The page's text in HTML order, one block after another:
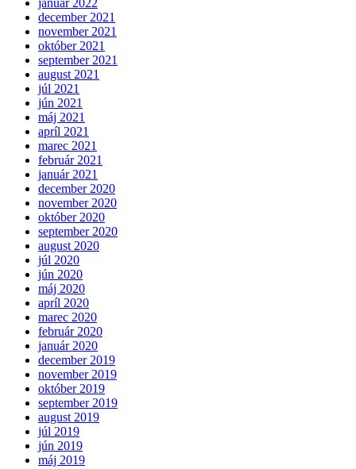
január 2022
december 2021
november 2021
október 2021
september 2021
august 2021
júl 2021
jún 2021
máj 2021
apríl 2021
marec 2021
február 2021
január 2021
december 2020
november 2020
október 2020
september 2020
august 2020
júl 2020
jún 2020
máj 2020
apríl 2020
marec 2020
február 2020
január 2020
december 2019
november 2019
október 2019
september 2019
august 2019
júl 2019
jún 2019
máj 2019